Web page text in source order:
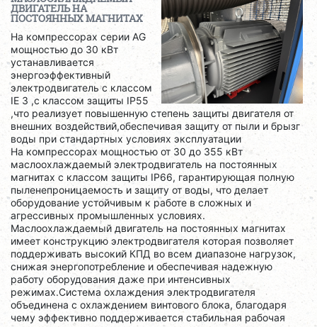
ДВИГАТЕЛЬ НА
ПОСТОЯННЫХ МАГНИТАХ
На компрессорах серии AG
мощностью до 30 кВт
устанавливается
энергоэффективный
электродвигатель с классом
IE 3 ,с классом защиты IP55
,что реализует повышенную степень защиты двигателя от
внешних воздействий,обеспечивая защиту от пыли и брызг
воды при стандартных условиях эксплуатации
На компрессорах мощностью от 30 до 355 кВт
маслоохлаждаемый электродвигатель на постоянных
магнитах с классом защиты IP66, гарантирующая полную
пыленепроницаемость и защиту от воды, что делает
оборудование устойчивым к работе в сложных и
агрессивных промышленных условиях.
Маслоохлаждаемый двигатель на постоянных магнитах
имеет конструкцию электродвигателя которая позволяет
поддерживать высокий КПД во всем диапазоне нагрузок,
снижая энергопотребление и обеспечивая надежную
работу оборудования даже при интенсивных
режимах.Система охлаждения электродвигателя
объединена с охлаждением винтового блока, благодаря
чему эффективно поддерживается стабильная рабочая